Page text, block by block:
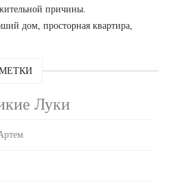
причины.
дом, просторная квартира,
Луки